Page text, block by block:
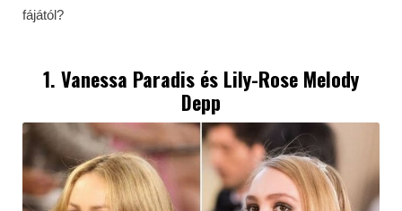
fájától?
1. Vanessa Paradis és Lily-Rose Melody
Depp